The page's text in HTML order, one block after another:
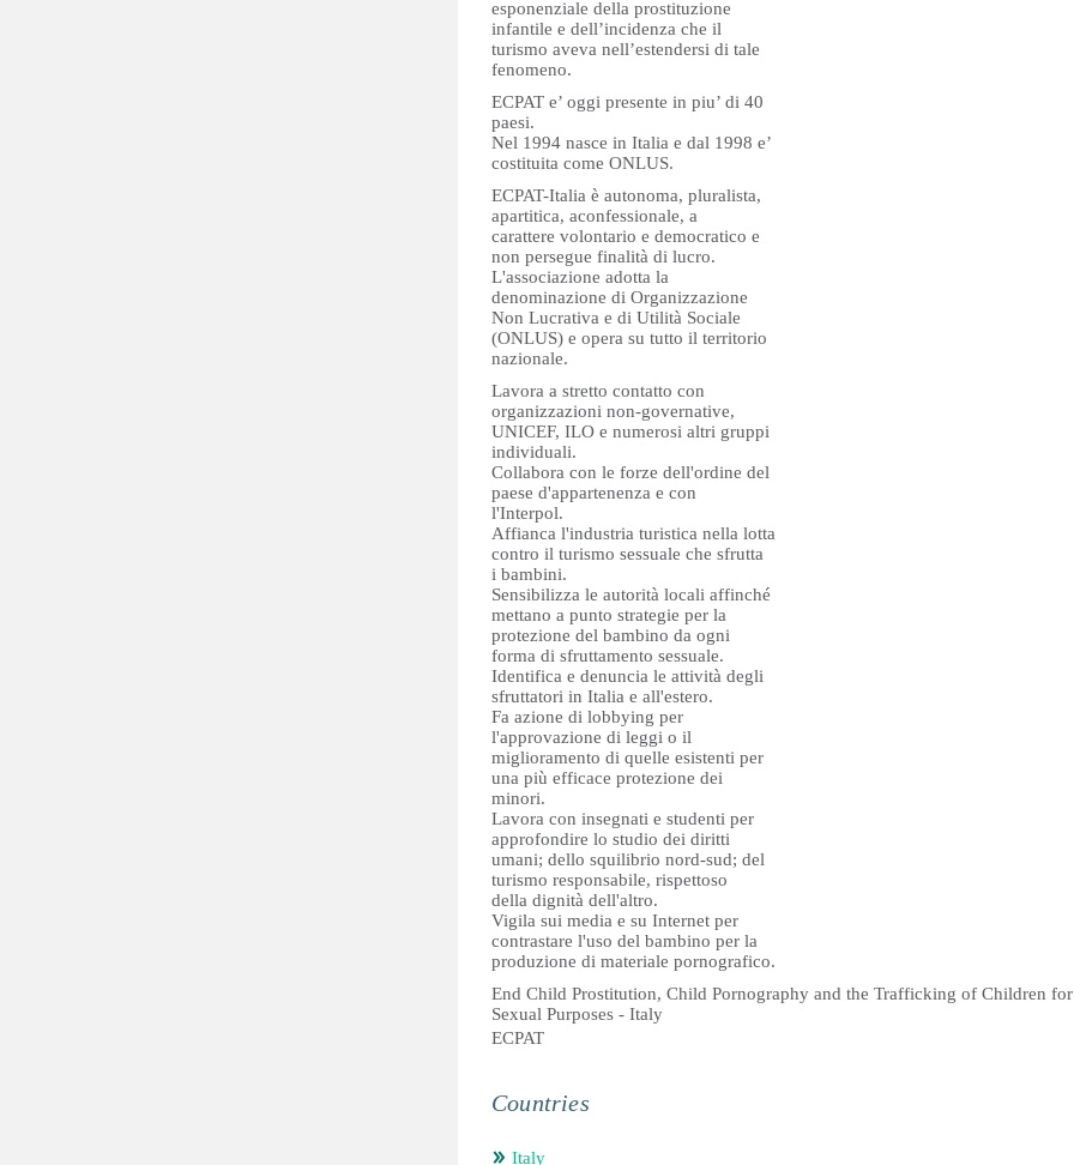
esponenziale della prostituzione
infantile e dell’incidenza che il
turismo aveva nell’estendersi di tale
fenomeno.
ECPAT e’ oggi presente in piu’ di 40
paesi.
Nel 1994 nasce in Italia e dal 1998 e’
costituita come ONLUS.
ECPAT-Italia è autonoma, pluralista,
apartitica, aconfessionale, a
carattere volontario e democratico e
non persegue finalità di lucro.
L'associazione adotta la
denominazione di Organizzazione
Non Lucrativa e di Utilità Sociale
(ONLUS) e opera su tutto il territorio
nazionale.
Lavora a stretto contatto con
organizzazioni non-governative,
UNICEF, ILO e numerosi altri gruppi
individuali.
Collabora con le forze dell'ordine del
paese d'appartenenza e con
l'Interpol.
Affianca l'industria turistica nella lotta
contro il turismo sessuale che sfrutta
i bambini.
Sensibilizza le autorità locali affinché
mettano a punto strategie per la
protezione del bambino da ogni
forma di sfruttamento sessuale.
Identifica e denuncia le attività degli
sfruttatori in Italia e all'estero.
Fa azione di lobbying per
l'approvazione di leggi o il
miglioramento di quelle esistenti per
una più efficace protezione dei
minori.
Lavora con insegnati e studenti per
approfondire lo studio dei diritti
umani; dello squilibrio nord-sud; del
turismo responsabile, rispettoso
della dignità dell'altro.
Vigila sui media e su Internet per
contrastare l'uso del bambino per la
produzione di materiale pornografico.
End Child Prostitution, Child Pornography and the Trafficking of Children for
Sexual Purposes - Italy
ECPAT
Countries
Italy